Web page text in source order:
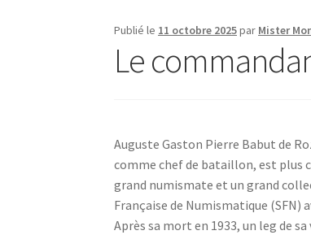
Publié le 11 octobre 2025par Mister
Le
Auguste Gaston Pierre Babut de
comme chef de bataillon, est plus
grand numismate et un grand
Française de Numismatique (SFN)
Après sa mort en 1933, un leg de